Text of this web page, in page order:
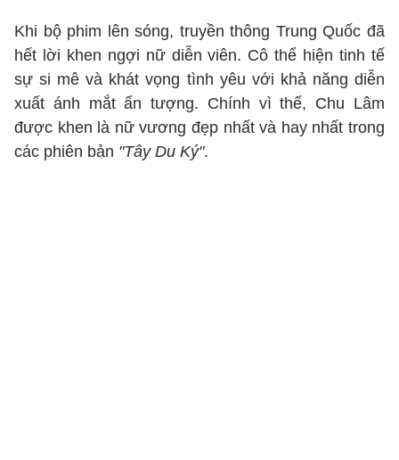
Khi bộ phim lên sóng, truyền thông Trung Quốc đã
hết lời khen ngợi nữ diễn viên. Cô thể hiện tinh tế
sự si mê và khát vọng tình yêu với khả năng diễn
xuất ánh mắt ấn tượng. Chính vì thế, Chu Lâm
được khen là nữ vương đẹp nhất và hay nhất trong
các phiên bản "Tây Du Ký".